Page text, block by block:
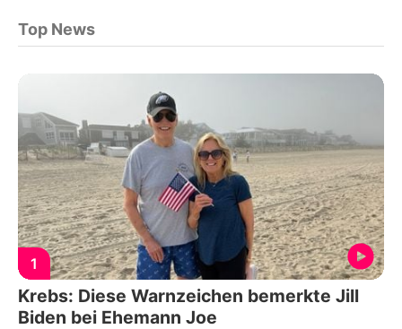
Top News
1
Krebs: Diese Warnzeichen bemerkte Jill
Biden bei Ehemann Joe